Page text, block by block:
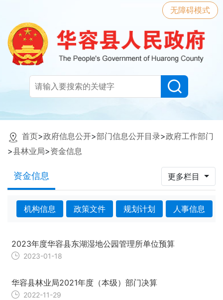
无障碍模式
首页>政府信息公开>部门信息公开目录>政府工作部门
>县林业局>资金信息
资金信息 更多栏目
机构信息 政策文件 规划计划 人事信息
2023年度华容县东湖湿地公园管理所单位预算
2023-01-18
华容县林业局2021年度（本级）部门决算
2022-11-29